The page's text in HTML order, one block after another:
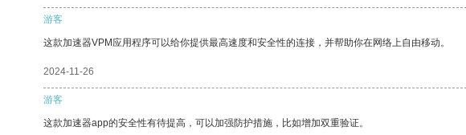
游客
这款加速器VPM应用程序可以给你提供最高速度和安全性的连接，并帮助你在网络上自由移动。
2024-11-26
游客
这款加速器app的安全性有待提高，可以加强防护措施，比如增加双重验证。